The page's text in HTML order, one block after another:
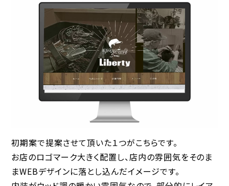
初期案で提案させて頂いた１つがこちらです。
お店のロゴマーク大きく配置し、店内の雰囲気をそのま
まWEBデザインに落とし込んだイメージです。